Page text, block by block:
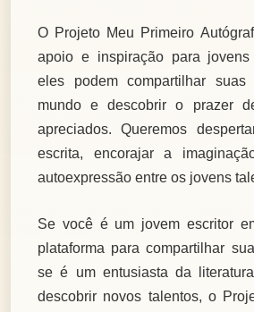
O Projeto Meu Primeiro
apoio e inspiração para jovens
eles podem compartilhar
mundo e descobrir o prazer
apreciados. Queremos
escrita, encorajar a
autoexpressão entre os jovens
Se você é um jovem escritor
plataforma para compartilhar
se é um entusiasta da
descobrir novos talentos, o